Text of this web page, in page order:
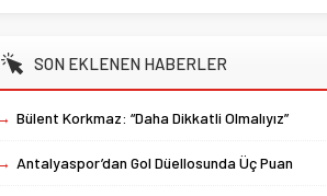
SON EKLENEN HABERLER
Bülent Korkmaz: “Daha Dikkatli Olmalıyız”
Antalyaspor’dan Gol Düellosunda Üç Puan